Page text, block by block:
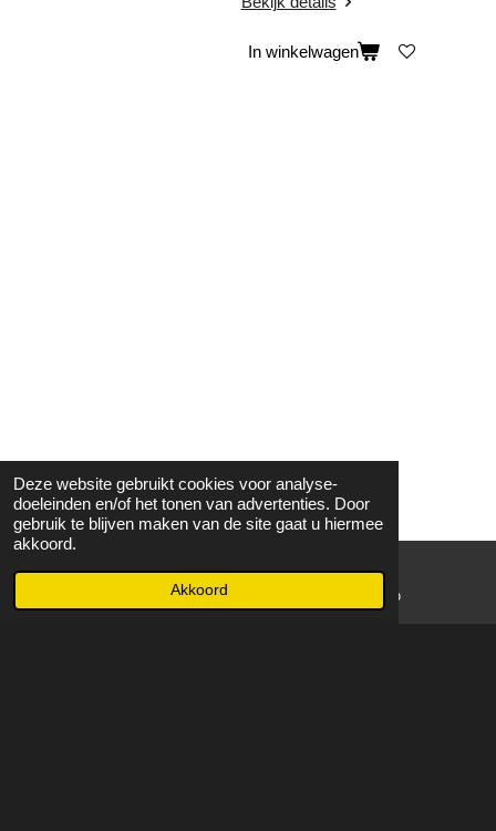
Deze website gebruikt cookies voor analyse-
doeleinden en/of het tonen van advertenties. Door
gebruik te blijven maken van de site gaat u hiermee
akkoord.
Akkoord
In winkelwagen
WhatsApp